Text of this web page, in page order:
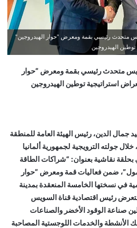
متحدث رئيسي بقمة ومعرض "حوار الهيدروجين"
توطين الهيدروجين
متحدث رئيسي بقمة ومعرض “حوار
استراتيجية توطين الهيدروجين
جمال الدين، رئيس الهيئة العامة للمنطقة
، خلال جولته الترويجية لجمهورية ألمانيا
بحلقة نقاشية بعنوان: “شراكات الطاقة
ضمن فعاليات قمة ومعرض “حوار
2024” العالمية في نسختها الخامسة المنعقدة بمدينة
رئيس اقتصادية قناة السويس
صناعة الوقود الأخضر والصناعات
الأنشطة والخدمات اللوجستية المصاحبة